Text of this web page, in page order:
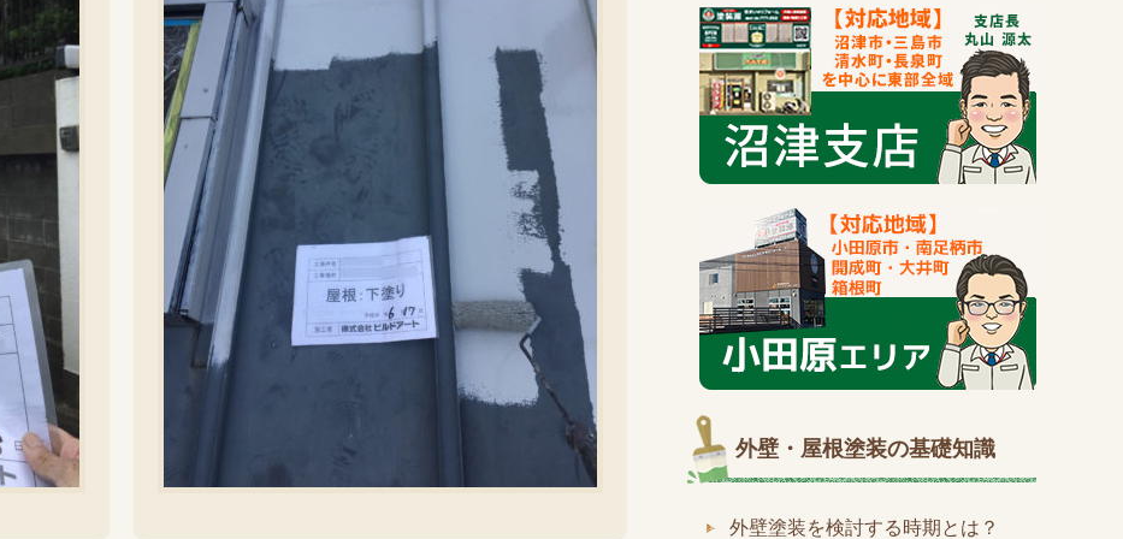
外壁・屋根塗装の基礎知識
外壁塗装を検討する時期とは？